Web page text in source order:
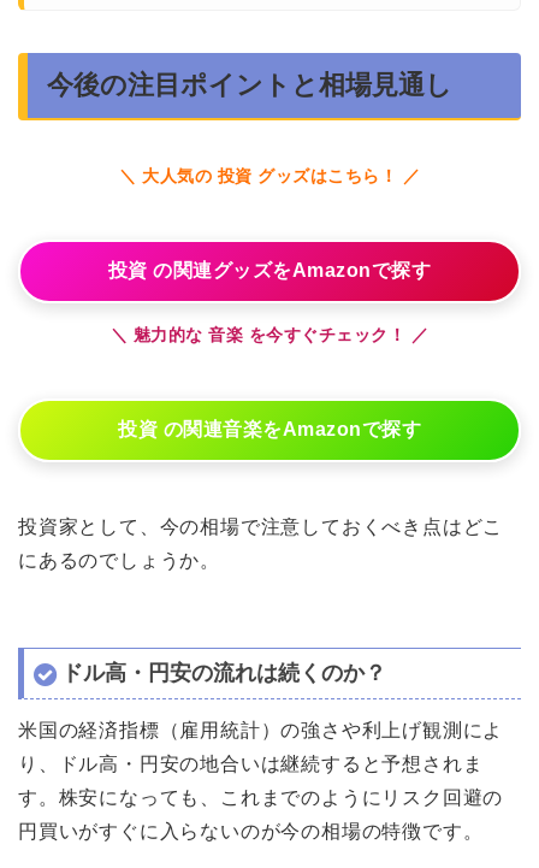
今後の注目ポイントと相場見通し
＼ 大人気の 投資 グッズはこちら！ ／
投資 の関連グッズをAmazonで探す
＼ 魅力的な 音楽 を今すぐチェック！ ／
投資 の関連音楽をAmazonで探す
投資家として、今の相場で注意しておくべき点はどこ
にあるのでしょうか。
ドル高・円安の流れは続くのか？
米国の経済指標（雇用統計）の強さや利上げ観測によ
り、ドル高・円安の地合いは継続すると予想されま
す。株安になっても、これまでのようにリスク回避の
円買いがすぐに入らないのが今の相場の特徴です。